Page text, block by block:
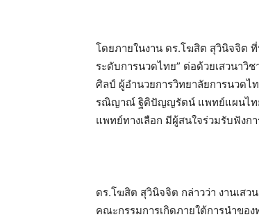
โดยภายในงาน ดร.โฆสิต สุวินิจจิต ที่
ระดับการนวดไทย” ต่อด้วยเสวนาวิ
ศิลป์ ผู้อำนวยการวิทยาลัยการนวด
รณิญาณ์ ฐิติปัญญรัตน์ แพทย์แผนไท
แพทย์ทางเลือก มีผู้สนใจร่วมรับฟังก
ดร.โฆสิต สุวินิจจิต กล่าวว่า งานเสว
คณะกรรมการเกิดภายใต้การนำขอ